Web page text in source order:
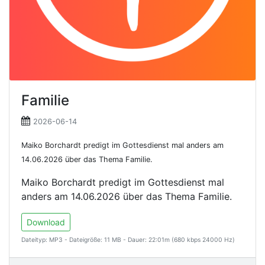
Familie
2026-06-14
Maiko Borchardt predigt im Gottesdienst mal anders am
14.06.2026 über das Thema Familie.
Maiko Borchardt predigt im Gottesdienst mal
anders am 14.06.2026 über das Thema Familie.
Download
Dateityp: MP3 - Dateigröße: 11 MB - Dauer: 22:01m (680 kbps 24000 Hz)